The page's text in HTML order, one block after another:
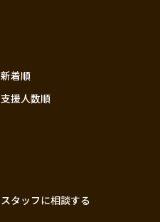
新着順
支援人数順
スタッフに相談する